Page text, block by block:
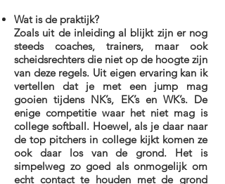
Wat is de praktijk?
Zoals uit de inleiding al blijkt zijn er nog
steeds coaches, trainers, maar ook
scheidsrechters die niet op de hoogte zijn
van deze regels. Uit eigen ervaring kan ik
vertellen dat je met een jump mag
gooien tijdens NK’s, EK’s en WK’s. De
enige competitie waar het niet mag is
college softball. Hoewel, als je daar naar
de top pitchers in college kijkt komen ze
ook daar los van de grond. Het is
simpelweg zo goed als onmogelijk om
echt contact te houden met de grond